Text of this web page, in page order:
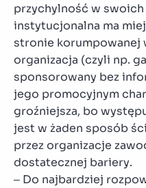
przychylność w
instytucjonalna ma
stronie korumpowanej
organizacja (czyli np.
sponsorowany bez
jego promocyjnym
groźniejsza, bo
jest w żaden sposób
przez organizacje
dostatecznej bariery.
– Do najbardziej